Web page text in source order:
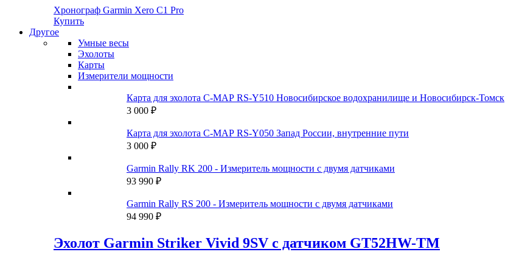
Хронограф Garmin Xero C1 Pro
Купить
Другое
Умные весы
Эхолоты
Карты
Измерители мощности
Карта для эхолота C-MAP RS-Y510 Новосибирское водохранилище и Новосибирск-Томск
3 000 ₽
Карта для эхолота C-MAP RS-Y050 Запад России, внутренние пути
3 000 ₽
Garmin Rally RK 200 - Измеритель мощности с двумя датчиками
93 990 ₽
Garmin Rally RS 200 - Измеритель мощности с двумя датчиками
94 990 ₽
Эхолот Garmin Striker Vivid 9SV с датчиком GT52HW-TM